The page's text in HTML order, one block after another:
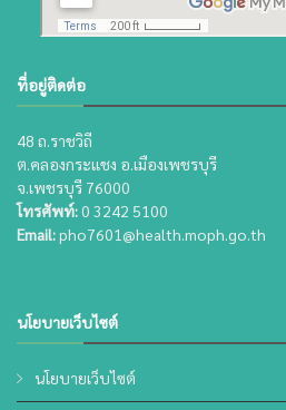
ที่อยู่ติดต่อ
48 ถ.ราชวิถี
ต.คลองกระแชง อ.เมืองเพชรบุรี
จ.เพชรบุรี 76000
โทรศัพท์:0 3242 5100
Email:pho7601@health.moph.go.th
นโยบายเว็บไซต์
นโยบายเว็บไซต์